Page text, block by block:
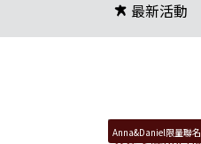
最新活動
Anna&Daniel限量聯名